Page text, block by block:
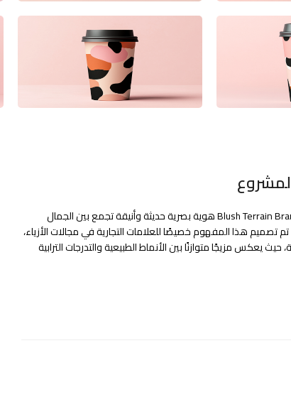
تمثل Blush Terrain Brand Identity Collection هوية بصرية حديثة وأنيقة تجمع بين الجمال
تصميم هذا المفهوم خصيصًا للعلامات التجارية في مجالات الأزياء،
حيث يعكس مزيجًا متوازنًا بين الأنماط الطبيعية والتدرجات الترابية